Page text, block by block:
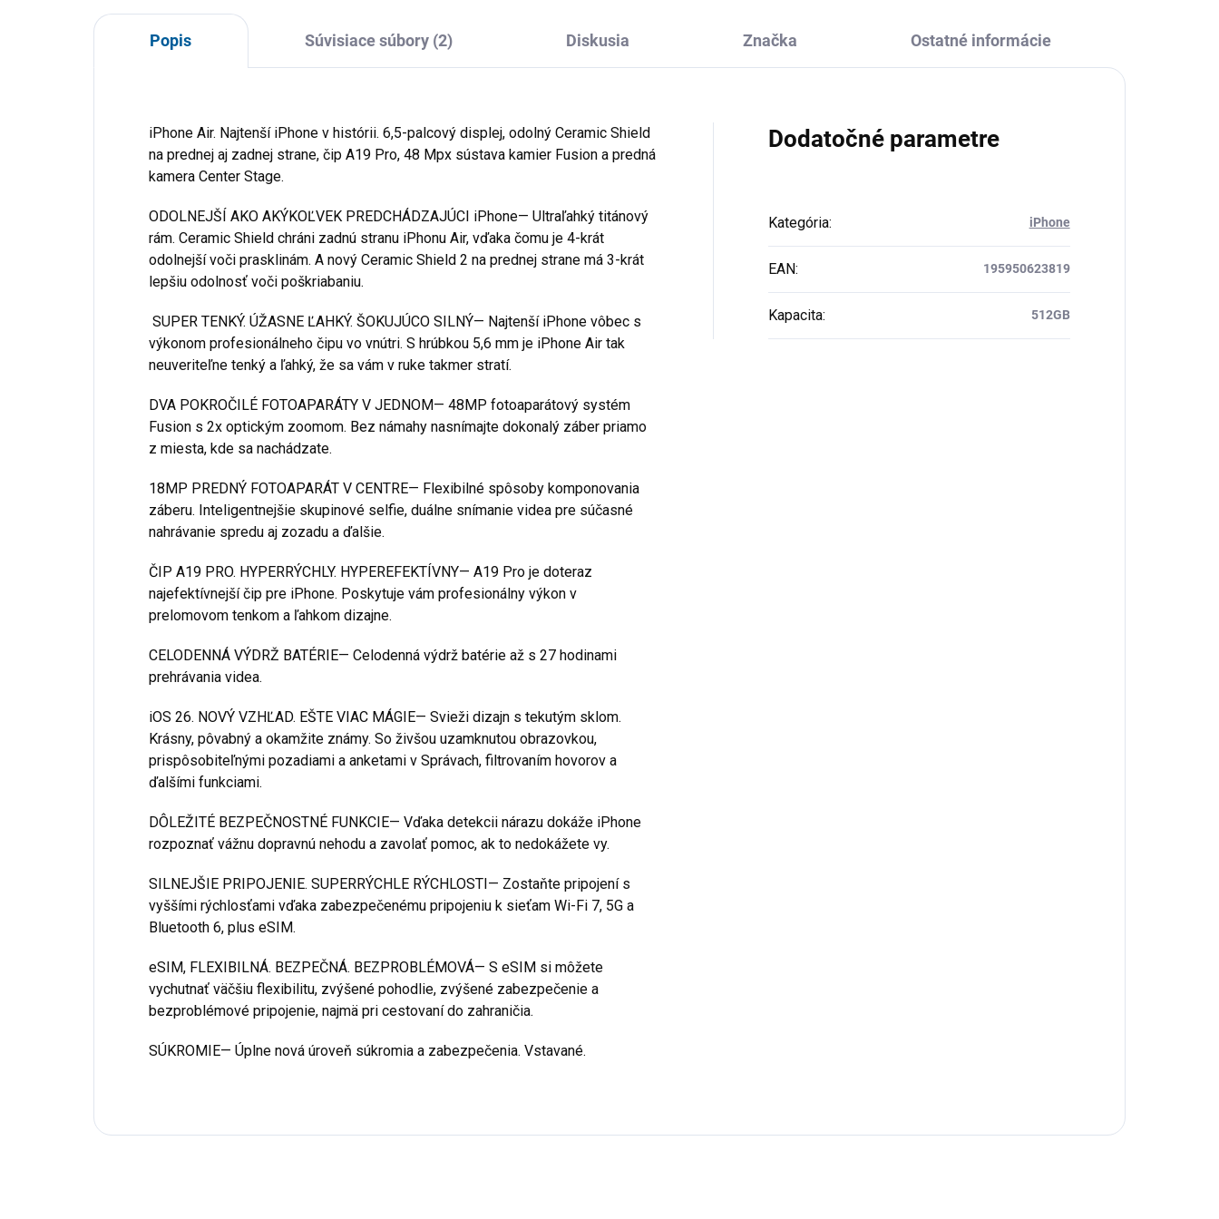
Popis Súvisiace súbory (2) Diskusia Značka Ostatné informácie
iPhone Air. Najtenší iPhone v histórii. 6,5-palcový displej, odolný Ceramic Shield
na prednej aj zadnej strane, čip A19 Pro, 48 Mpx sústava kamier Fusion a predná
kamera Center Stage.
ODOLNEJŠÍ AKO AKÝKOĽVEK PREDCHÁDZAJÚCI iPhone— Ultraľahký titánový
rám. Ceramic Shield chráni zadnú stranu iPhonu Air, vďaka čomu je 4-krát
odolnejší voči prasklinám. A nový Ceramic Shield 2 na prednej strane má 3-krát
lepšiu odolnosť voči poškriabaniu.
SUPER TENKÝ. ÚŽASNE ĽAHKÝ. ŠOKUJÚCO SILNÝ— Najtenší iPhone vôbec s
výkonom profesionálneho čipu vo vnútri. S hrúbkou 5,6 mm je iPhone Air tak
neuveriteľne tenký a ľahký, že sa vám v ruke takmer stratí.
DVA POKROČILÉ FOTOAPARÁTY V JEDNOM— 48MP fotoaparátový systém
Fusion s 2x optickým zoomom. Bez námahy nasnímajte dokonalý záber priamo
z miesta, kde sa nachádzate.
18MP PREDNÝ FOTOAPARÁT V CENTRE— Flexibilné spôsoby komponovania
záberu. Inteligentnejšie skupinové selfie, duálne snímanie videa pre súčasné
nahrávanie spredu aj zozadu a ďalšie.
ČIP A19 PRO. HYPERRÝCHLY. HYPEREFEKTÍVNY— A19 Pro je doteraz
najefektívnejší čip pre iPhone. Poskytuje vám profesionálny výkon v
prelomovom tenkom a ľahkom dizajne.
CELODENNÁ VÝDRŽ BATÉRIE— Celodenná výdrž batérie až s 27 hodinami
prehrávania videa.
iOS 26. NOVÝ VZHĽAD. EŠTE VIAC MÁGIE— Svieži dizajn s tekutým sklom.
Krásny, pôvabný a okamžite známy. So živšou uzamknutou obrazovkou,
prispôsobiteľnými pozadiami a anketami v Správach, filtrovaním hovorov a
ďalšími funkciami.
DÔLEŽITÉ BEZPEČNOSTNÉ FUNKCIE— Vďaka detekcii nárazu dokáže iPhone
rozpoznať vážnu dopravnú nehodu a zavolať pomoc, ak to nedokážete vy.
SILNEJŠIE PRIPOJENIE. SUPERRÝCHLE RÝCHLOSTI— Zostaňte pripojení s
vyššími rýchlosťami vďaka zabezpečenému pripojeniu k sieťam Wi-Fi 7, 5G a
Bluetooth 6, plus eSIM.
eSIM, FLEXIBILNÁ. BEZPEČNÁ. BEZPROBLÉMOVÁ— S eSIM si môžete
vychutnať väčšiu flexibilitu, zvýšené pohodlie, zvýšené zabezpečenie a
bezproblémové pripojenie, najmä pri cestovaní do zahraničia.
SÚKROMIE— Úplne nová úroveň súkromia a zabezpečenia. Vstavané.
Dodatočné parametre
Kategória: iPhone
EAN: 195950623819
Kapacita: 512GB